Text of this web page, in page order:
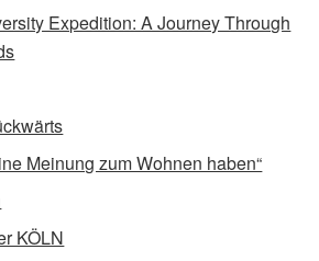
Expedition: A Journey Through
Meinung zum Wohnen haben“
KÖLN